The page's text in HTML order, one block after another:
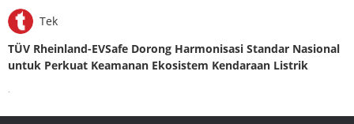
Tek
TÜV Rheinland-EVSafe Dorong Harmonisasi Standar Nasional
untuk Perkuat Keamanan Ekosistem Kendaraan Listrik
.